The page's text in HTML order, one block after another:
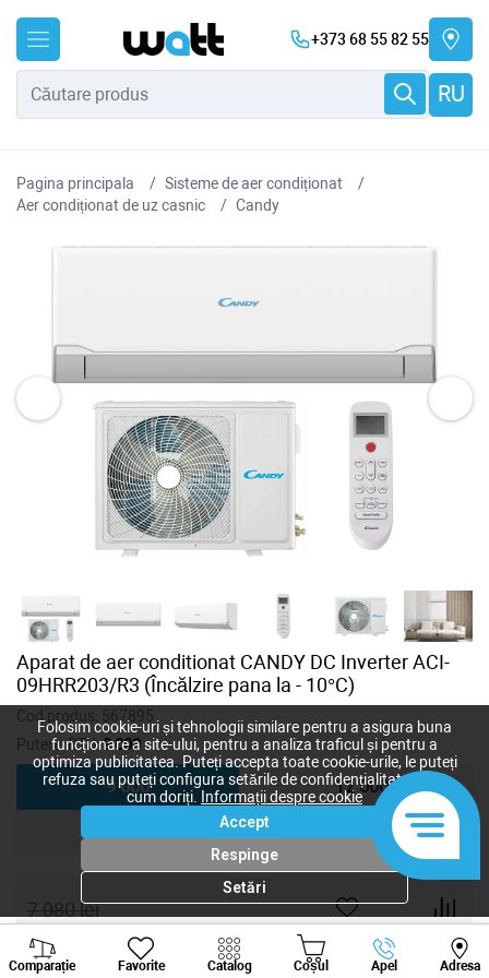
+373 68 55 82 55
RU
Pagina principala
Sisteme de aer condiționat
Aer condiționat de uz casnic
Candy
Aparat de aer conditionat CANDY DC Inverter ACI-
09HRR203/R3 (Încălzire pana la - 10°C)
Cod produs: 567895
Putere, BTU:9 000
9 000 12 000
7 080lei
5 600
Comparație Favorite Catalog Coșul Apel Adresa
Viber Whatsapp
Folosim cookie-uri și tehnologii similare pentru a asigura buna
funcționare a site-ului, pentru a analiza traficul și pentru a
optimiza publicitatea. Puteți accepta toate cookie-urile, le puteți
refuza sau puteți configura setările de confidențialitate după
cum doriți.
Informații despre cookie
Accept
Respinge
Setări